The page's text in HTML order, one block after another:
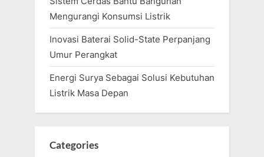
Mengurangi Konsumsi Listrik
Inovasi Baterai Solid-State Perpanjang
Umur Perangkat
Energi Surya Sebagai Solusi Kebutuhan
Listrik Masa Depan
Categories